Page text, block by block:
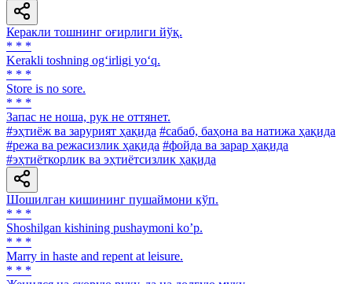
Керакли тошнинг оғирлиги йўқ.
* * *
Kerakli toshning og‘irligi yo‘q.
* * *
Store is no sore.
* * *
Запас не ноша, рук не оттянет.
#эҳтиёж ва зарурият ҳақида #сабаб, баҳона ва натижа ҳақида
#режа ва режасизлик ҳақида #фойда ва зарар ҳақида
#эҳтиёткорлик ва эҳтиётсизлик ҳақида
Шошилган кишининг пушаймони кўп.
* * *
Shoshilgan kishining pushaymoni koʼp.
* * *
Marry in haste and repent at leisure.
* * *